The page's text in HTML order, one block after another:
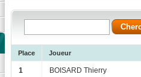
Place Joueur
1 BOISARD Thierry